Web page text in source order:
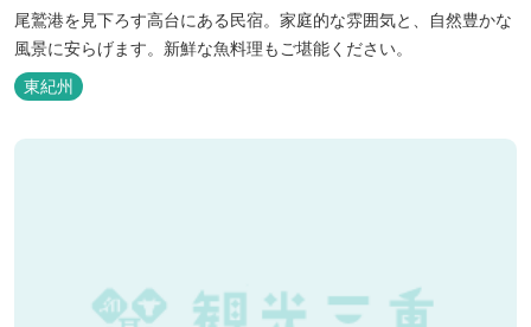
尾鷲港を見下ろす高台にある民宿。家庭的な雰囲気と、自然豊かな
風景に安らげます。新鮮な魚料理もご堪能ください。
東紀州